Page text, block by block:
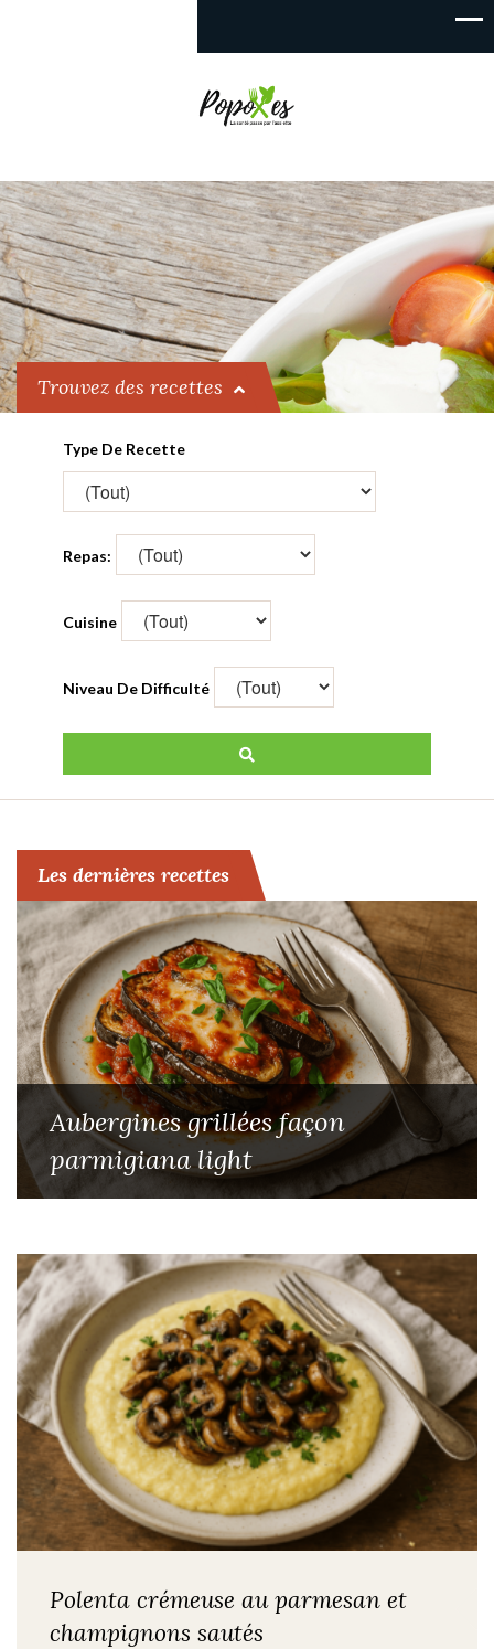
Trouvez des recettes
Type De Recette
Repas:
Cuisine
Niveau De Difficulté
Les dernières recettes
Aubergines grillées façon
parmigiana light
Polenta crémeuse au parmesan et
champignons sautés